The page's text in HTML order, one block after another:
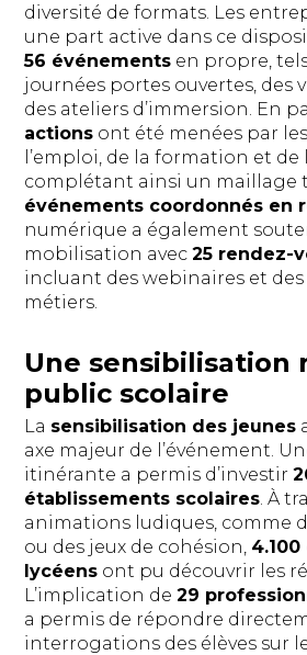
diversité de formats. Les
une part active dans ce
56 événements en propre,
journées portes ouvertes, des
des ateliers d’immersion. En
actions ont été menées par
l’emploi, de la formation et de
complétant ainsi un maillage
événements coordonnés en
numérique a également
mobilisation avec25 rendez-
incluant des webinaires et
métiers.
Une sensibilisation
public scolaire
La sensibilisation des jeunes
axe majeur de l’événement.
itinérante a permis d’investir
établissements scolaires . À
animations ludiques, comme
ou des jeux de cohésion,
lycéens ont pu découvrir les
L’implication de29
a permis de répondre
interrogations des élèves sur